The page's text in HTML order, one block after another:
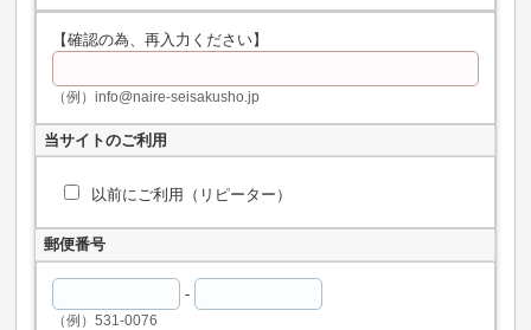
【確認の為、再入力ください】
（例）info@naire-seisakusho.jp
当サイトのご利用
以前にご利用（リピーター）
郵便番号
-
（例）531-0076